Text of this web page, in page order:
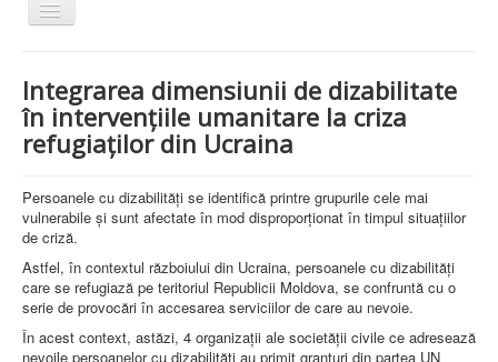
Comută
navigarea
Despre noi
Activitati
Proiecte
Legislatie
Scrisori de multumire
Integrarea dimensiunii de dizabilitate
în intervențiile umanitare la criza
refugiaților din Ucraina
Persoanele cu dizabilități se identifică printre grupurile cele mai
vulnerabile și sunt afectate în mod disproporționat în timpul situațiilor
de criză.
Astfel, în contextul războiului din Ucraina, persoanele cu dizabilități
care se refugiază pe teritoriul Republicii Moldova, se confruntă cu o
serie de provocări în accesarea serviciilor de care au nevoie.
În acest context, astăzi, 4 organizații ale societății civile ce adresează
nevoile persoanelor cu dizabilități au primit granturi din partea UN